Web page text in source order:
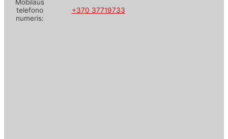
Mobilaus
telefono
numeris:
+370 37719733